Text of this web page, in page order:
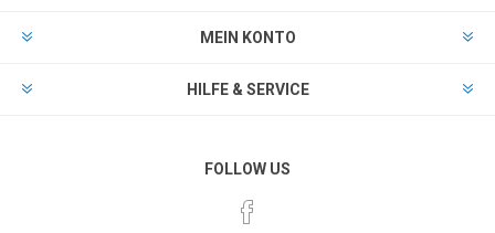
MEIN KONTO
HILFE & SERVICE
FOLLOW US